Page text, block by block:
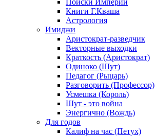
Поиски Империи
Книги Г.Кваша
Астрология
Имиджи
Аристократ-разведчик
Векторные выходки
Краткость (Аристократ)
Одиноко (Шут)
Педагог (Рыцарь)
Разговорить (Профессор)
Усмешка (Король)
Шут - это война
Энергично (Вождь)
Для годов
Калиф на час (Петух)